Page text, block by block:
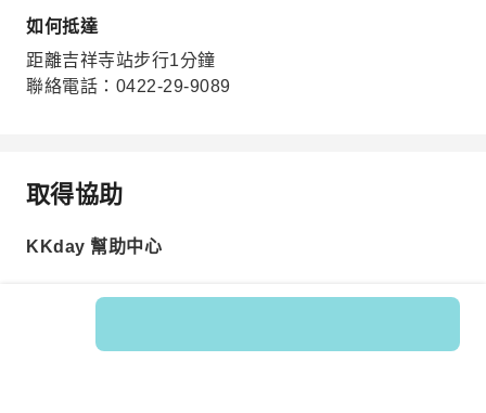
如何抵達
距離吉祥寺站步行1分鐘
聯絡電話：0422-29-9089
取得協助
KKday 幫助中心
商品編號: 330411